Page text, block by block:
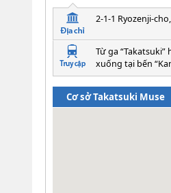
2-1-1 Ryozenji-
Từ ga
xuống tại bến
Cơ sở Takatsuki Muse